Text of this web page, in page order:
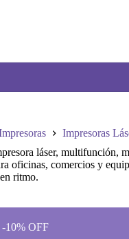
Impresoras
láser, multifunción,
oficinas, comercios y
ritmo.
10% OFF